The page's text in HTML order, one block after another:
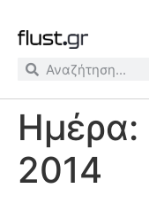
Ημέρα:
2014